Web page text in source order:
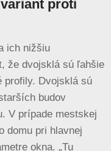
proti
ich nižšiu
že dvojsklá sú ľahšie
profily. Dvojsklá sú
budov
V prípade mestskej
domu pri hlavnej
okna. „Tu